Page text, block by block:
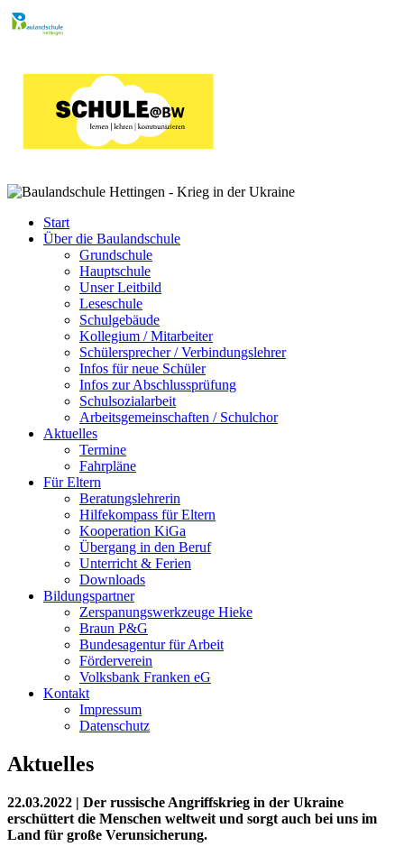
Start
Über die Baulandschule
Grundschule
Hauptschule
Unser Leitbild
Leseschule
Schulgebäude
Kollegium / Mitarbeiter
Schülersprecher / Verbindungslehrer
Infos für neue Schüler
Infos zur Abschlussprüfung
Schulsozialarbeit
Arbeitsgemeinschaften / Schulchor
Aktuelles
Termine
Fahrpläne
Für Eltern
Beratungslehrerin
Hilfekompass für Eltern
Kooperation KiGa
Übergang in den Beruf
Unterricht & Ferien
Downloads
Bildungspartner
Zerspanungswerkzeuge Hieke
Braun P&G
Bundesagentur für Arbeit
Förderverein
Volksbank Franken eG
Kontakt
Impressum
Datenschutz
Aktuelles
22.03.2022 | Der russische Angriffskrieg in der Ukraine
erschüttert die Menschen weltweit und sorgt auch bei uns im
Land für große Verunsicherung.